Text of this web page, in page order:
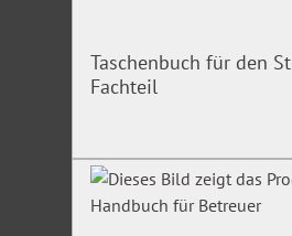
Taschenbuch für den
Fachteil